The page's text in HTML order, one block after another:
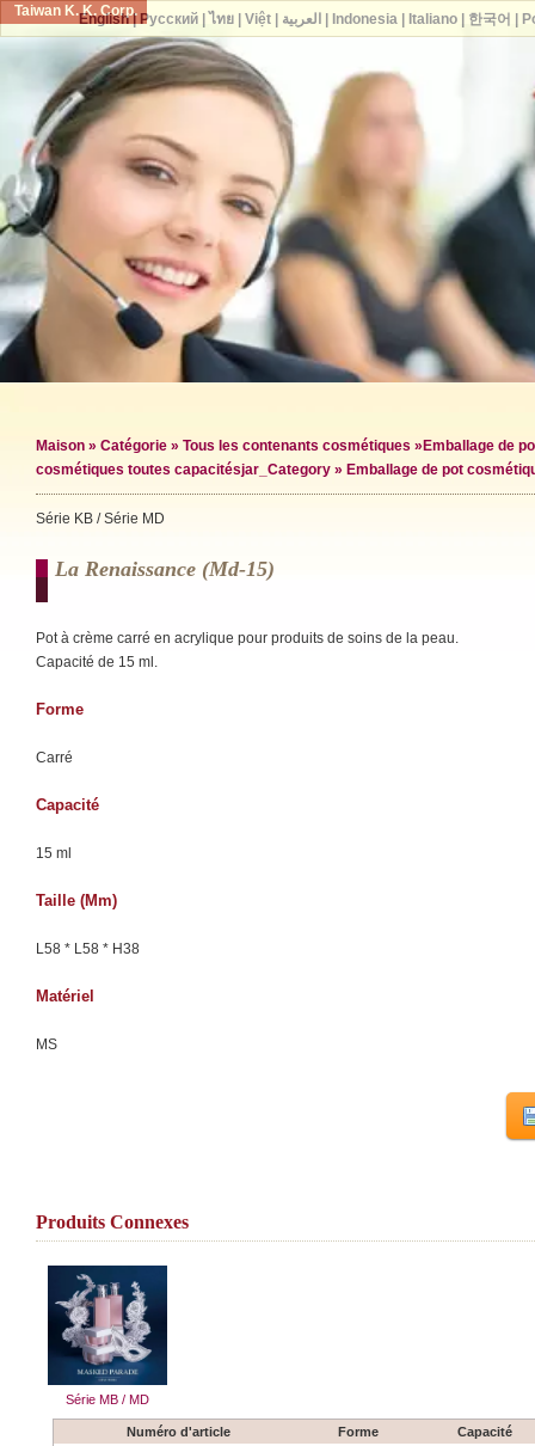
Taiwan K. K. Corp.
Maison » Catégorie » Tous les contenants cosmétiques » Emballage de
cosmétiques toutes capacitésjar_Category » Emballage de pot
Série KB / Série MD
La Renaissance (md-15)
Pot à crème carré en acrylique pour produits de soins de la peau.
Capacité de 15 ml.
Forme
Carré
Capacité
15 ml
Taille (mm)
L58 * L58 * H38
Matériel
MS
Produits Connexes
Série MB / MD
Numéro d'article Forme
Capacité
English| Русский| ไทย| Việt| العربية Indonesia| Italiano| 한국어